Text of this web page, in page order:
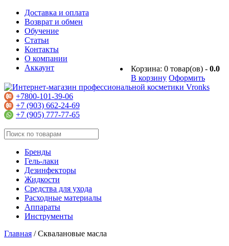
Доставка и оплата
Возврат и обмен
Обучение
Статьи
Контакты
О компании
Корзина: 0 товар(ов) - 0.0
В корзину Оформить
Аккаунт
+7800-101-39-06
+7 (903) 662-24-69
+7 (905) 777-77-65
Бренды
Гель-лаки
Дезинфекторы
Жидкости
Средства для ухода
Расходные материалы
Аппараты
Инструменты
Главная /Сквалановые масла